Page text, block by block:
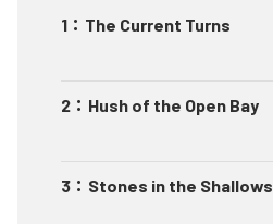
1 ： The Current Turns
2 ： Hush of the Open Bay
3 ： Stones in the Shallows